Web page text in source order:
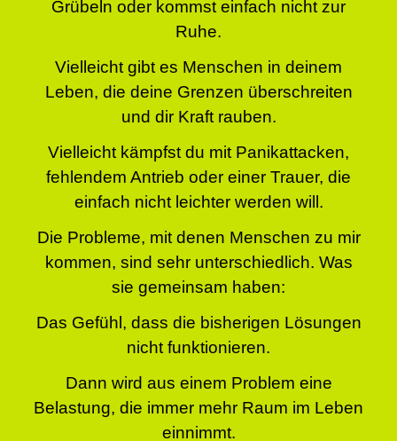
Grübeln oder kommst einfach nicht zur
Ruhe.
Vielleicht gibt es Menschen in deinem
Leben, die deine Grenzen überschreiten
und dir Kraft rauben.
Vielleicht kämpfst du mit Panikattacken,
fehlendem Antrieb oder einer Trauer, die
einfach nicht leichter werden will.
Die Probleme, mit denen Menschen zu mir
kommen, sind sehr unterschiedlich. Was
sie gemeinsam haben:
Das Gefühl, dass die bisherigen Lösungen
nicht funktionieren.
Dann wird aus einem Problem eine
Belastung, die immer mehr Raum im Leben
einnimmt.